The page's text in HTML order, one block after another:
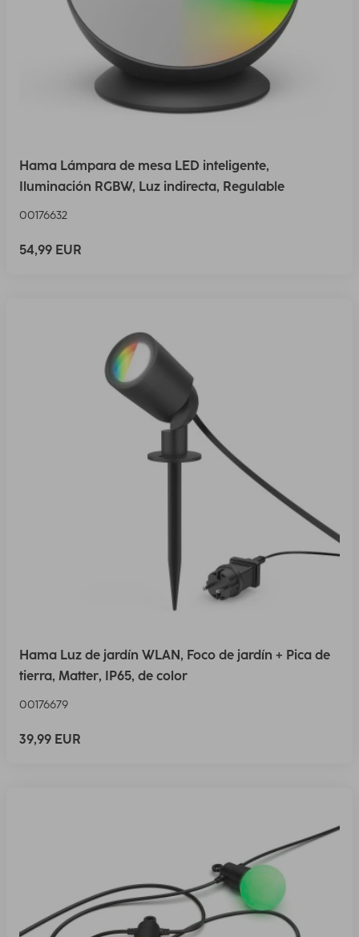
Hama Lámpara de mesa LED inteligente,
Iluminación RGBW, Luz indirecta, Regulable
00176632
54,99 EUR
Hama Luz de jardín WLAN, Foco de jardín + Pica de
tierra, Matter, IP65, de color
00176679
39,99 EUR